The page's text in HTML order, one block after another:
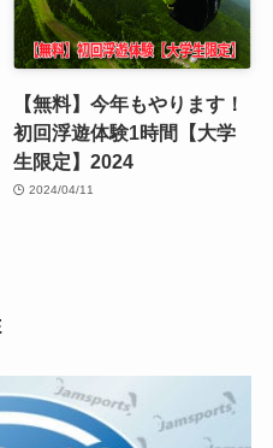
【無料】今年もやります！
初回浮遊体験1時間【大学
生限定】2024
2024/04/11